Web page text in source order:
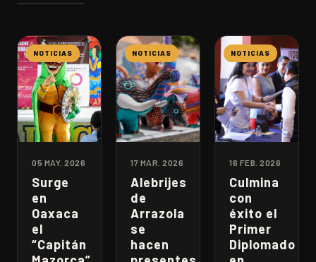
NOTICIAS
05 MAY. 2026
Surge
en
Oaxaca
el
“Capitán
NOTICIAS
17 MAR. 2026
Alebrijes
de
Arrazola
se
hacen
NOTICIAS
16 FEB. 2026
Culmina
con
éxito el
Primer
Diplomado